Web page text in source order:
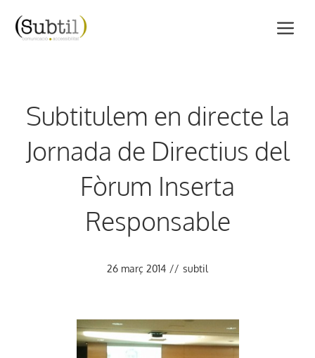
Subtitulem en directe la
Jornada de Directius del
Fòrum Inserta
Responsable
26 març 2014 // subtil